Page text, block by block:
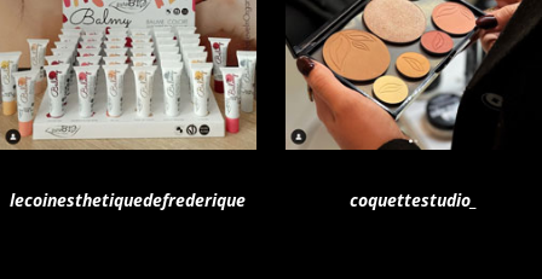
lecoinesthetiquedefrederique coquettestudio_